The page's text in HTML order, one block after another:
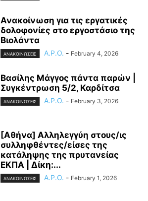
Ανακοίνωση για τις εργατικές
δολοφονίες στο εργοστάσιο της
Βιολάντα
ΑΝΑΚΟΙΝΏΣΕΙΣ A.P.O. - February 4, 2026
Βασίλης Μάγγος πάντα παρών |
Συγκέντρωση 5/2, Καρδίτσα
ΑΝΑΚΟΙΝΏΣΕΙΣ A.P.O. - February 3, 2026
[Αθήνα] Αλληλεγγύη στους/ις
συλληφθέντες/είσες της
κατάληψης της πρυτανείας
ΕΚΠΑ | Δίκη:...
ΑΝΑΚΟΙΝΏΣΕΙΣ A.P.O. - February 1, 2026